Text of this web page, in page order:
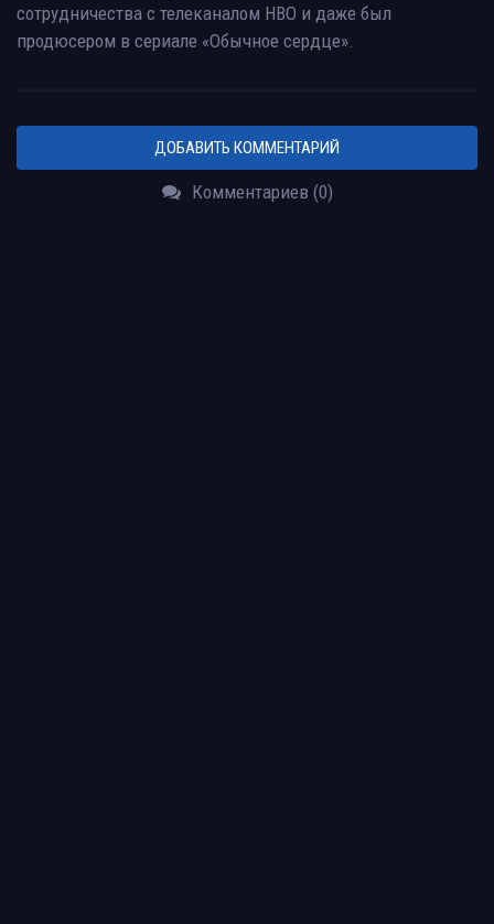
сотрудничества с телеканалом HBO и даже был
продюсером в сериале «Обычное сердце».
ДОБАВИТЬ КОММЕНТАРИЙ
Комментариев (0)